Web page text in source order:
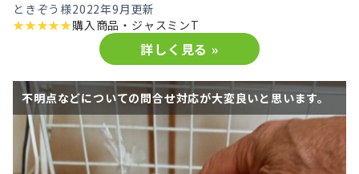
ときぞう様2022年9月更新
★★★★★購入商品・ ジャスミンT
詳しく見る »
不明点などについての問合せ対応が大変良いと思います。